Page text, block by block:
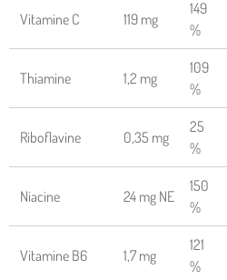
Vitamine C 119 mg
149
%
Thiamine 1,2 mg
109
%
Riboflavine 0,35 mg
25
%
Niacine 24 mg NE
150
%
Vitamine B6 1,7 mg
121
%